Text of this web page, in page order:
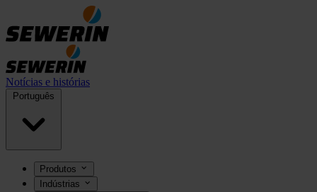
Notícias e histórias
Português
Produtos
Indústrias